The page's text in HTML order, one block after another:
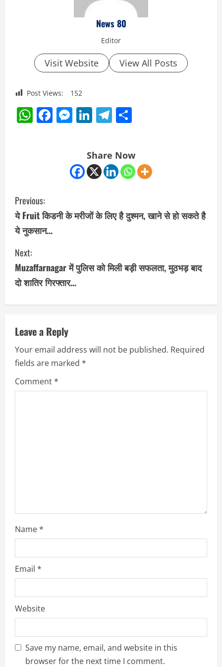
News 80
Editor
Visit Website View All Posts
Post Views: 152
WhatsApp
Facebook
Messenger
LinkedIn
Telegram
Share Now
C
o
n
t
i
n
e
R
e
Previous:
ये Fruit किडनी के मरीजों के लिए है दुश्मन, खाने से हो सकते है
ये नुकसान…
Next:
Muzaffarnagar में पुलिस को मिली बड़ी सफलता, मुठभड़ बाद
दो शातिर गिरफ्तार…
Leave a Reply
Your email address will not be published. Required
fields are marked *
Comment*
Name*
Email *
Website
Save my name, email, and website in this
browser for the next time I comment.